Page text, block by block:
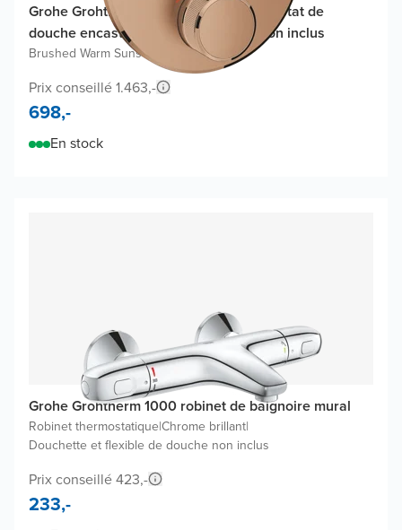
Grohe Grohtherm SmartControl thermostat de
douche encastré, élément encastré non inclus
Brushed Warm Sunset
Prix conseillé 1.463,-
698,-
En stock
Grohe Grohtherm 1000 robinet de baignoire mural
Robinet thermostatique|Chrome brillant|
Douchette et flexible de douche non inclus
Prix conseillé 423,-
233,-